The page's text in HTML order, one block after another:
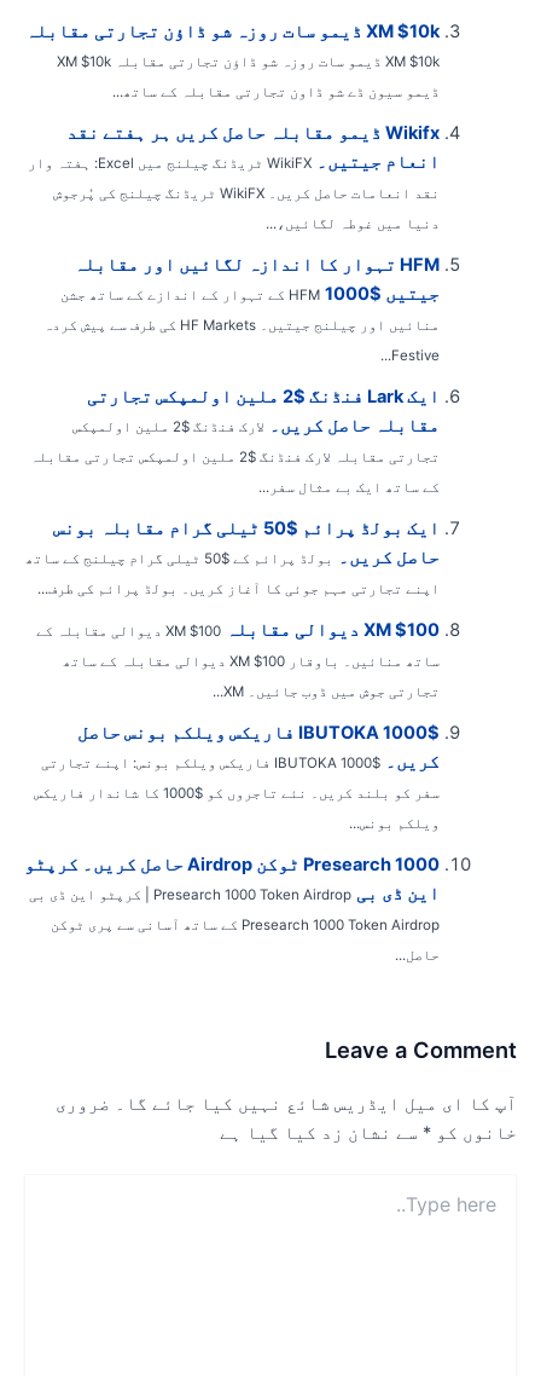
XM $10k ڈیمو سات روزہ شو ڈاؤن تجارتی مقابلہ
XM $10k ڈیمو سات روزہ شو ڈاؤن تجارتی مقابلہ XM $10k
ڈیمو سیون ڈے شو ڈاون تجارتی مقابلہ کے ساتھ...
Wikifx ڈیمو مقابلہ حاصل کریں ہر ہفتے نقد
انعام جیتیں۔
WikiFX ٹریڈنگ چیلنج میں Excel: ہفتہ وار
نقد انعامات حاصل کریں۔ WikiFX ٹریڈنگ چیلنج کی پُرجوش
دنیا میں غوطہ لگائیں،...
HFM تہوار کا اندازہ لگائیں اور مقابلہ
جیتیں $1000
HFM کے تہوار کے اندازے کے ساتھ جشن
منائیں اور چیلنج جیتیں۔ HF Markets کی طرف سے پیش کردہ
Festive...
ایک Lark فنڈنگ ​​$2 ملین اولمپکس تجارتی
مقابلہ حاصل کریں۔
لارک فنڈنگ ​​$2 ملین اولمپکس
تجارتی مقابلہ لارک فنڈنگ ​​$2 ملین اولمپکس تجارتی مقابلہ
کے ساتھ ایک بے مثال سفر...
ایک بولڈ پرائم $50 ٹیلی گرام مقابلہ بونس
حاصل کریں۔
بولڈ پرائم کے $50 ٹیلی گرام چیلنج کے ساتھ
اپنے تجارتی مہم جوئی کا آغاز کریں۔ بولڈ پرائم کی طرف...
XM $100 دیوالی مقابلہ
XM $100 دیوالی مقابلہ کے
ساتھ منائیں۔ باوقار XM $100 دیوالی مقابلہ کے ساتھ
تجارتی جوش میں ڈوب جائیں۔ XM...
1000$ IBUTOKA فاریکس ویلکم بونس حاصل
کریں۔
$1000 IBUTOKA فاریکس ویلکم بونس: اپنے تجارتی
سفر کو بلند کریں۔ نئے تاجروں کو $1000 کا شاندار فاریکس
ویلکم بونس...
Presearch 1000 ٹوکن Airdrop حاصل کریں۔ کرپٹو
این ڈی بی
Presearch 1000 Token Airdrop | کرپٹو این ڈی بی
Presearch 1000 Token Airdrop کے ساتھ آسانی سے پری ٹوکن
حاصل...
Leave a
کا ای میل ایڈریس شائع نہیں کیا جائے گا۔ ضروری
کو *سے نشان زد کیا گیا ہے